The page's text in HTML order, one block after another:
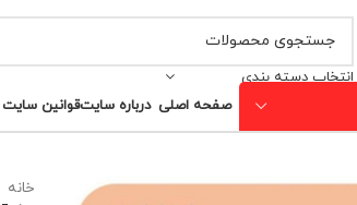
انتخاب دسته بندی
صفحه اصلی درباره سایتقوانین سایت
خانه